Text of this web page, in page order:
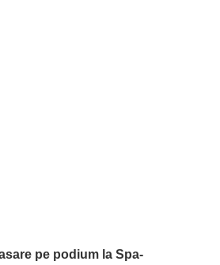
pe podium la Spa-